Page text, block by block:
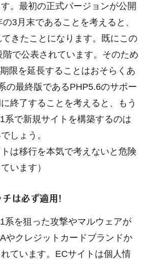
。最初の正式バージョンが公開
3月末であることを考えると、
きたことになります。既にこの
で公表されています。そのため
限を延長することはおそらくあ
の最終版であるPHP5.6のサポー
終了することを考えると、もう
系で新規サイトを構築するのは
しょう。
トは移行を本気で考えないと危険
います）
チは必ず適用!
系を狙った攻撃やマルウェアが
やクレジットカードブランドか
ています。ECサイトは個人情